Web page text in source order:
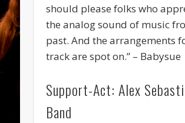
should please folks who
the analog sound of music
past. And the arrangements
track are spot on.” – Babysue
Support-Act: Alex
Band